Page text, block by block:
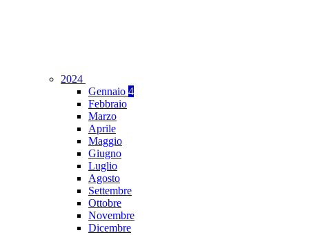
2024
Gennaio 4
Febbraio
Marzo
Aprile
Maggio
Giugno
Luglio
Agosto
Settembre
Ottobre
Novembre
Dicembre